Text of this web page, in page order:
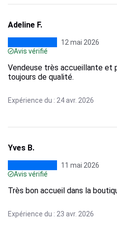
Adeline F.
12 mai 2026
Avis vérifié
Vendeuse très accueillante et
toujours de qualité.
Expérience du : 24 avr. 2026
Yves B.
11 mai 2026
Avis vérifié
Très bon accueil dans la
Expérience du : 23 avr. 2026